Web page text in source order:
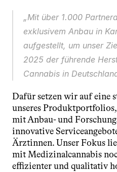
„Mit über 1.000
exklusivem Anbau in
aufgestellt, um unser
2025 der führende
Cannabis in
Dafür setzen wir auf eine
unseres
mit Anbau- und
innovative
Ärztinnen. Unser Fokus
mit Medizinalcannabis
effizienter und qualitativ